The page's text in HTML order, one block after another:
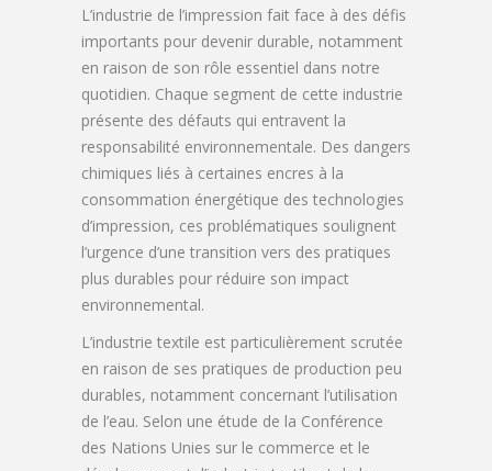
L’industrie de l’impression fait face à des défis
importants pour devenir durable, notamment
en raison de son rôle essentiel dans notre
quotidien. Chaque segment de cette industrie
présente des défauts qui entravent la
responsabilité environnementale. Des dangers
chimiques liés à certaines encres à la
consommation énergétique des technologies
d’impression, ces problématiques soulignent
l’urgence d’une transition vers des pratiques
plus durables pour réduire son impact
environnemental.
L’industrie textile est particulièrement scrutée
en raison de ses pratiques de production peu
durables, notamment concernant l’utilisation
de l’eau. Selon une étude de la Conférence
des Nations Unies sur le commerce et le